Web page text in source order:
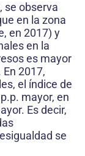
se observa
en la zona
en 2017) y
en la
es mayor
2017,
el índice de
mayor, en
Es decir,
se